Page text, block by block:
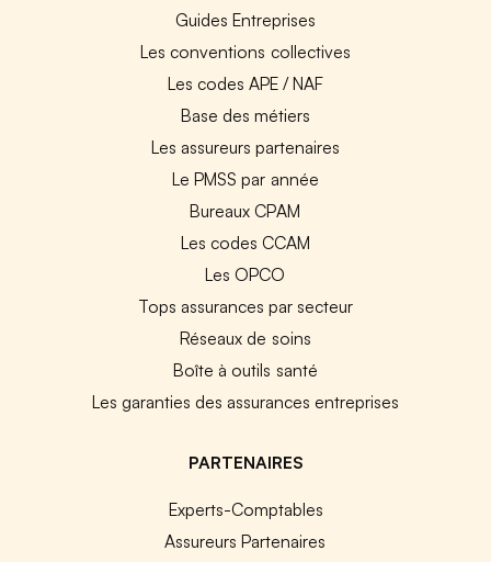
Guides Entreprises
Les conventions collectives
Les codes APE / NAF
Base des métiers
Les assureurs partenaires
Le PMSS par année
Bureaux CPAM
Les codes CCAM
Les OPCO
Tops assurances par secteur
Réseaux de soins
Boîte à outils santé
Les garanties des assurances entreprises
PARTENAIRES
Experts-Comptables
Assureurs Partenaires